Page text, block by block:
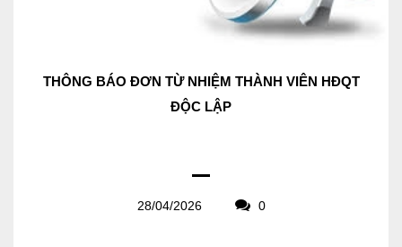
THÔNG BÁO ĐƠN TỪ NHIỆM THÀNH VIÊN HĐQT
ĐỘC LẬP
28/04/2026 0